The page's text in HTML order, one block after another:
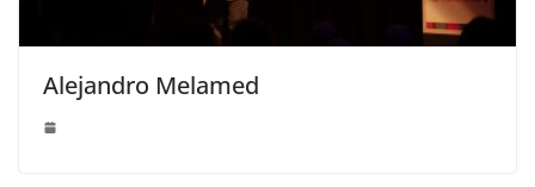
Alejandro Melamed